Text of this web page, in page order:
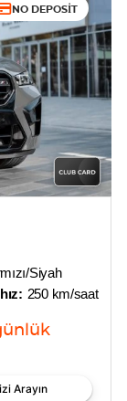
NO DEPOSIT
Siyah
250 km/saat
Arayın